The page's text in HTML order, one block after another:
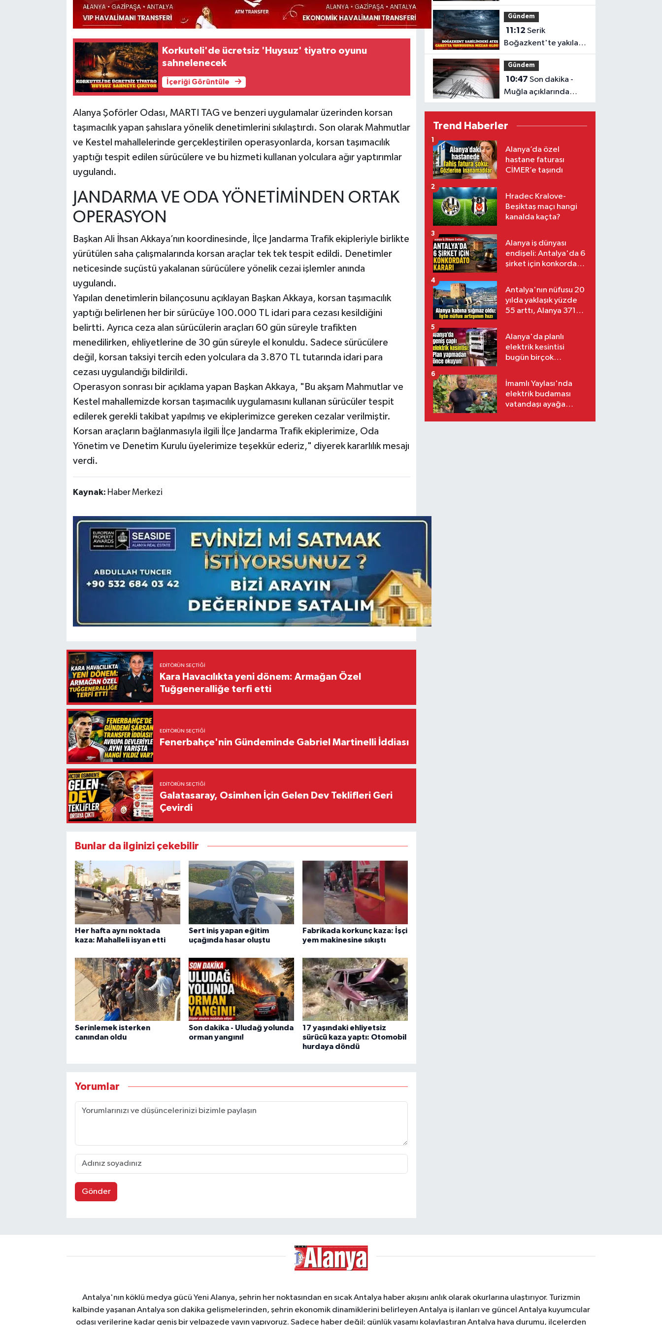
Korkuteli'de ücretsiz 'Huysuz' tiyatro oyunu
sahnelenecek
İçeriği Görüntüle
Alanya Şoförler Odası, MARTI TAG ve benzeri uygulamalar üzerinden korsan
taşımacılık yapan şahıslara yönelik denetimlerini sıkılaştırdı. Son olarak Mahmutlar
ve Kestel mahallelerinde gerçekleştirilen operasyonlarda, korsan taşımacılık
yaptığı tespit edilen sürücülere ve bu hizmeti kullanan yolculara ağır yaptırımlar
uygulandı.
JANDARMA VE ODA YÖNETİMİNDEN ORTAK
OPERASYON
Başkan Ali İhsan Akkaya’nın koordinesinde, İlçe Jandarma Trafik ekipleriyle birlikte
yürütülen saha çalışmalarında korsan araçlar tek tek tespit edildi. Denetimler
neticesinde suçüstü yakalanan sürücülere yönelik cezai işlemler anında
uygulandı.
Yapılan denetimlerin bilançosunu açıklayan Başkan Akkaya, korsan taşımacılık
yaptığı belirlenen her bir sürücüye 100.000 TL idari para cezası kesildiğini
belirtti. Ayrıca ceza alan sürücülerin araçları 60 gün süreyle trafikten
menedilirken, ehliyetlerine de 30 gün süreyle el konuldu. Sadece sürücülere
değil, korsan taksiyi tercih eden yolculara da 3.870 TL tutarında idari para
cezası uygulandığı bildirildi.
Operasyon sonrası bir açıklama yapan Başkan Akkaya, "Bu akşam Mahmutlar ve
Kestel mahallemizde korsan taşımacılık uygulamasını kullanan sürücüler tespit
edilerek gerekli takibat yapılmış ve ekiplerimizce gereken cezalar verilmiştir.
Korsan araçların bağlanmasıyla ilgili İlçe Jandarma Trafik ekiplerimize, Oda
Yönetim ve Denetim Kurulu üyelerimize teşekkür ederiz," diyerek kararlılık mesajı
verdi.
Kaynak: Haber Merkezi
EDITÖRÜN SEÇTIĞI
Kara Havacılıkta yeni dönem: Armağan Özel
Tuğgeneralliğe terfi etti
EDITÖRÜN SEÇTIĞI
Fenerbahçe'nin Gündeminde Gabriel Martinelli İddiası
EDITÖRÜN SEÇTIĞI
Galatasaray, Osimhen İçin Gelen Dev Teklifleri Geri
Çevirdi
Bunlar da ilginizi çekebilir
Her hafta aynı noktada
kaza: Mahalleli isyan etti
Sert iniş yapan eğitim
uçağında hasar oluştu
Fabrikada korkunç kaza: İşçi
yem makinesine sıkıştı
Serinlemek isterken
canından oldu
Son dakika - Uludağ yolunda
orman yangını!
17 yaşındaki ehliyetsiz
sürücü kaza yaptı: Otomobil
hurdaya döndü
Yorumlar
Gönder
ölü, 25 yaralı
Gündem
11:12 Serik
Boğazkent'te yakılan
ateşte caretta yavrusu
öldü
Gündem
10:47 Son dakika -
Muğla açıklarında
deprem
Trend Haberler
Alanya’da özel
hastane faturası
CİMER’e taşındı
1
Hradec Kralove-
Beşiktaş maçı hangi
kanalda kaçta?
2
Alanya iş dünyası
endişeli: Antalya'da 6
şirket için konkordato
3
Antalya'nın nüfusu 20
yılda yaklaşık yüzde
55 arttı, Alanya 371
4
Alanya'da planlı
elektrik kesintisi
bugün birçok
5
İmamlı Yaylası'nda
elektrik budaması
vatandaşı ayağa
6
Antalya'nın köklü medya gücü Yeni Alanya, şehrin her noktasından en sıcak Antalya haber akışını anlık olarak okurlarına ulaştırıyor. Turizmin
kalbinde yaşanan Antalya son dakika gelişmelerinden, şehrin ekonomik dinamiklerini belirleyen Antalya iş ilanları ve güncel Antalya kuyumcular
odası verilerine kadar geniş bir yelpazede yayın yapıyoruz. Sadece haber değil; günlük yaşamı kolaylaştıran Antalya hava durumu, ilçelerden